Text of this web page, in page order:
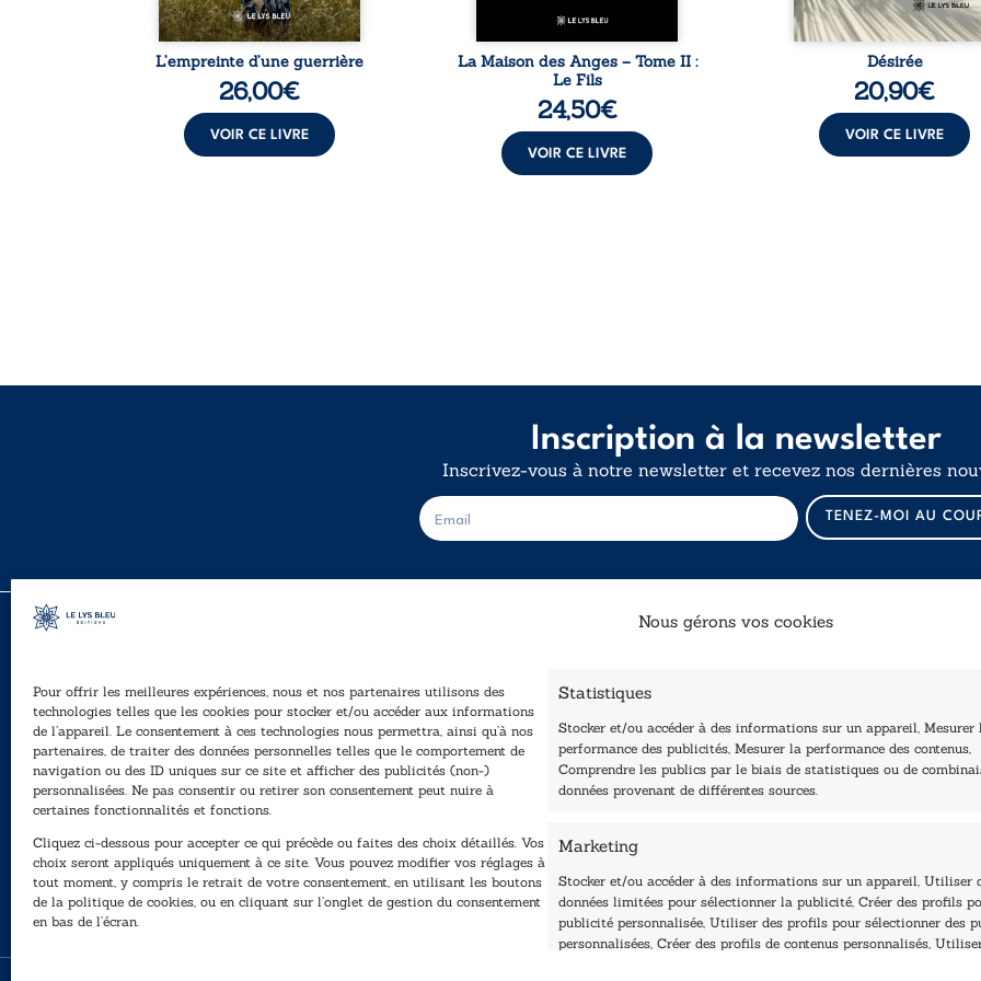
Nous gérons vos cookies
Pour offrir les meilleures expériences, nous et nos partenaires utilisons des
technologies telles que les cookies pour stocker et/ou accéder aux informations
de l’appareil. Le consentement à ces technologies nous permettra, ainsi qu’à nos
partenaires, de traiter des données personnelles telles que le comportement de
navigation ou des ID uniques sur ce site et afficher des publicités (non-)
personnalisées. Ne pas consentir ou retirer son consentement peut nuire à
certaines fonctionnalités et fonctions.
Cliquez ci-dessous pour accepter ce qui précède ou faites des choix détaillés. Vos
choix seront appliqués uniquement à ce site. Vous pouvez modifier vos réglages à
tout moment, y compris le retrait de votre consentement, en utilisant les boutons
de la politique de cookies, ou en cliquant sur l’onglet de gestion du consentement
en bas de l’écran.
Statistiques
Stocker et/ou accéder à des informations sur un appareil, Mesurer
performance des publicités, Mesurer la performance des contenus,
Comprendre les publics par le biais de statistiques ou de
données provenant de différentes sources.
Marketing
Stocker et/ou accéder à des informations sur un appareil, Utiliser
données limitées pour sélectionner la publicité, Créer des profils
publicité personnalisée, Utiliser des profils pour sélectionner des
personnalisées, Créer des profils de contenus personnalisés,
L’empreinte d’une guerrière
26,00€
VOIR CE LIVRE
La Maison des Anges – Tome II :
Le Fils
24,50€
VOIR CE LIVRE
Désirée
20,90€
VOIR CE LIVRE
Inscription à la newsletter
Inscrivez-vous à notre newsletter et recevez nos dernières
m
E
-
m
i
TENEZ-MOI AU
40, rue du Louvre 75001 Paris
01 76 50 38 88
Horaires du standard
De mardi à vendredi :
9h - 12h et 13h30 - 16h30
Lundi, samedi et dimanche : fermé
Accueil
Être édité
Contactez-nous
Les Plumes du Lys Bleu
Prix sciences humaines
Nos collections
Nos auteurs
Essai & docs
Sciences humaines